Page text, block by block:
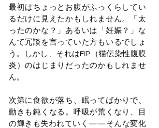
最初はちょっとお腹がふっくらしてい
るだけに見えたかもしれません。「太
ったのかな？」あるいは「妊娠？」な
んて冗談を言っていた方もいるでしょ
う。しかし、それはFIP（猫伝染性腹膜
炎）のはじまりだったのかもしれませ
ん。
次第に食欲が落ち、眠ってばかりで、
動きも鈍くなる。呼吸が荒くなり、目
の輝きも失われていく——そんな変化